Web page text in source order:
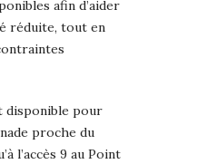
afin d’aider
réduite, tout en
disponible pour
proche du
l’accès 9 au Point